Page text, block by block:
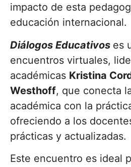
impacto de esta
educación internacional.
Diálogos Educativos es
encuentros virtuales,
académicas Kristina
Westhoff, que conecta
académica con la
ofreciendo a los
prácticas y actualizadas.
Este encuentro es ideal